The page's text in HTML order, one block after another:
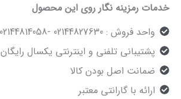
خدمات رمزینه نگار روی این محصول
واحد فروش : 02144827630 -02144814058
پشتیبانی تلفنی و اینترنتی یکسال رایگان
ضمانت اصل بودن کالا
ارائه با گارانتی معتبر